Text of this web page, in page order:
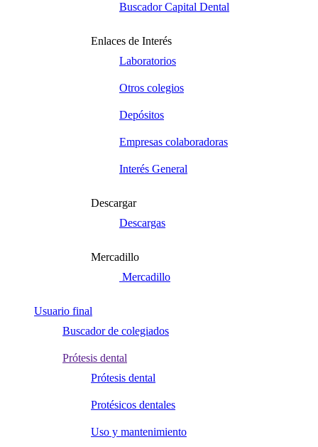
Buscador Capital Dental
Enlaces de Interés
Laboratorios
Otros colegios
Depósitos
Empresas colaboradoras
Interés General
Descargar
Descargas
Mercadillo
Mercadillo
Usuario final
Buscador de colegiados
Prótesis dental
Prótesis dental
Protésicos dentales
Uso y mantenimiento